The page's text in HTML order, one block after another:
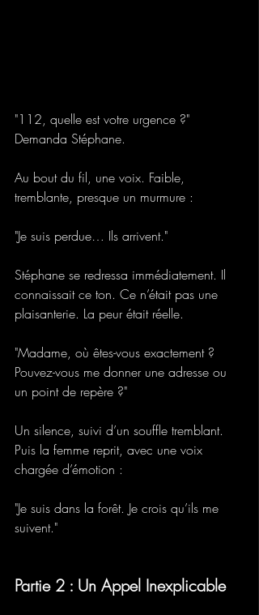
"112, quelle est votre urgence ?"
Demanda Stéphane.
Au bout du fil, une voix. Faible,
tremblante, presque un murmure :
"Je suis perdue… Ils arrivent."
Stéphane se redressa immédiatement. Il
connaissait ce ton. Ce n’était pas une
plaisanterie. La peur était réelle.
"Madame, où êtes-vous exactement ?
Pouvez-vous me donner une adresse ou
un point de repère ?"
Un silence, suivi d’un souffle tremblant.
Puis la femme reprit, avec une voix
chargée d’émotion :
"Je suis dans la forêt. Je crois qu’ils me
suivent."
Partie 2 : Un Appel Inexplicable